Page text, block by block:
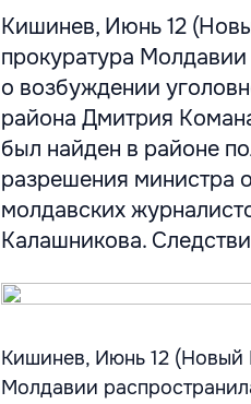
Кишинев, Июнь 12
прокуратура
о возбуждении
района Дмитрия
был найден в районе
разрешения министра
молдавских
Калашникова.
Кишинев, Июнь 12 (Новый
Молдавии